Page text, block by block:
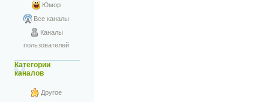
Юмор
Все каналы
Каналы
пользователей
Категории
каналов
Другое